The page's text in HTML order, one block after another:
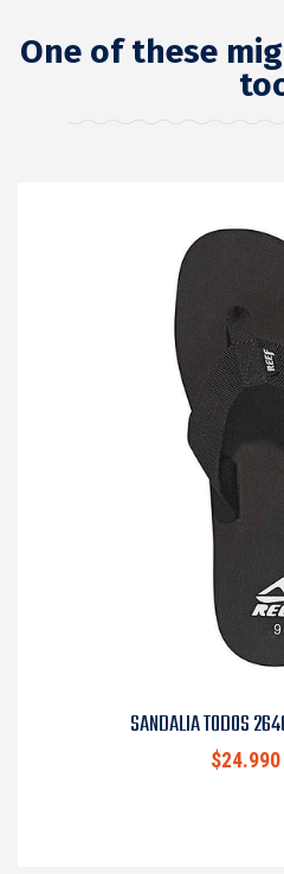
One of these
SANDALIA TODOS
$24.990